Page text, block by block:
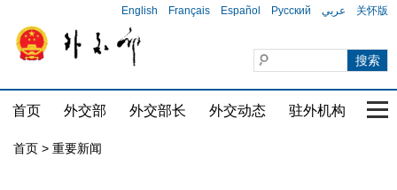
English Français Español Русский عربي 关怀版
首页 外交部 外交部长 外交动态 驻外机构 国
首页 > 重要新闻